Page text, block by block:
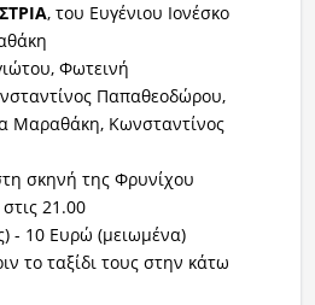
, του Ευγένιου Ιονέσκο
Φωτεινή
Παπαθεοδώρου,
Μαραθάκη, Κωνσταντίνος
σκηνή της Φρυνίχου
21.00
- 10 Ευρώ (μειωμένα)
το ταξίδι τους στην κάτω